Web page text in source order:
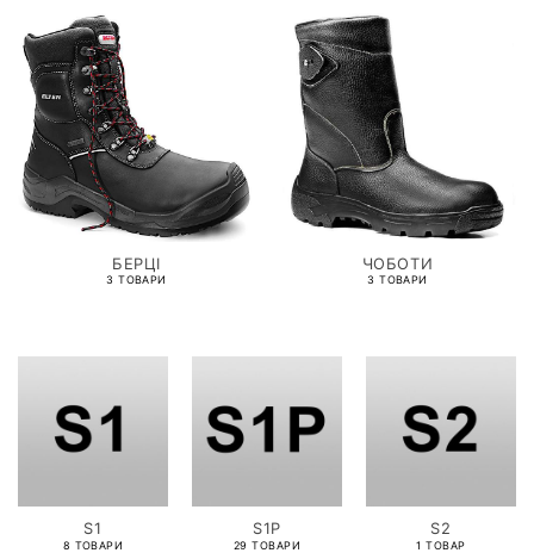
БЕРЦІ
3 ТОВАРИ
ЧОБОТИ
3 ТОВАРИ
S1
8 ТОВАРИ
S1P
29 ТОВАРИ
S2
1 ТОВАР